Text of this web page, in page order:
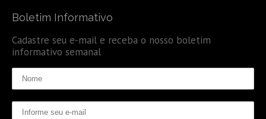
Boletim Informativo
Cadastre seu e-mail e receba o nosso boletim
informativo semanal